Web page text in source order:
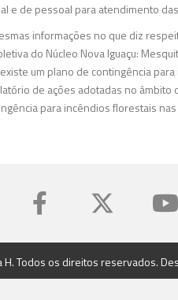
e de pessoal para atendimento
informações no que diz
do Núcleo Nova Iguaçu:
um plano de contingência
de ações adotadas no âmbito
para incêndios florestais
H. Todos os direitos reservados.